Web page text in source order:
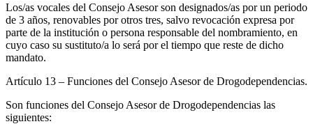
Los/as vocales del Consejo Asesor son designados/as por un periodo
de 3 años, renovables por otros tres, salvo revocación expresa por
parte de la institución o persona responsable del nombramiento, en
cuyo caso su sustituto/a lo será por el tiempo que reste de dicho
mandato.
Artículo 13 – Funciones del Consejo Asesor de Drogodependencias.
Son funciones del Consejo Asesor de Drogodependencias las
siguientes: